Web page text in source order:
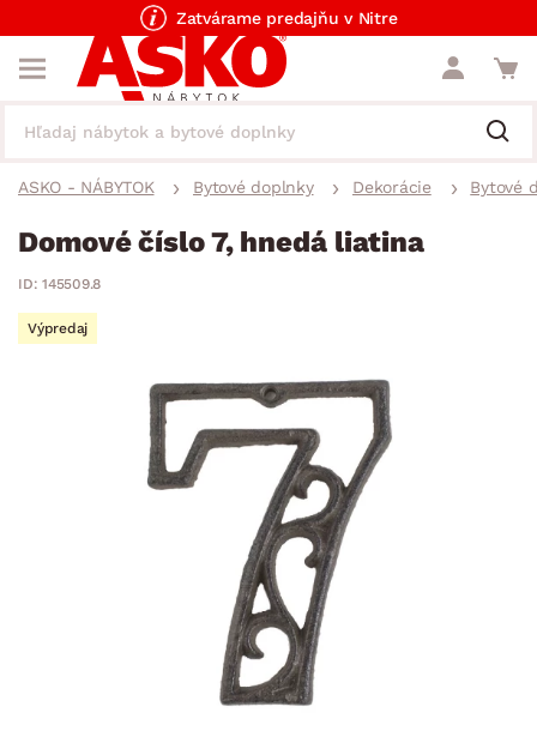
Zatvárame predajňu v Nitre
ASKO - NÁBYTOK Bytové doplnky Dekorácie Bytové
Domové číslo 7, hnedá liatina
ID: 145509.8
Výpredaj